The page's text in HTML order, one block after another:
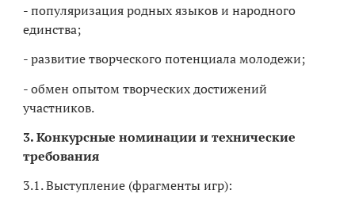
- популяризация родных языков и народного
единства;
- развитие творческого потенциала молодежи;
- обмен опытом творческих достижений
участников.
3. Конкурсные номинации и технические
требования
3.1. Выступление (фрагменты игр):